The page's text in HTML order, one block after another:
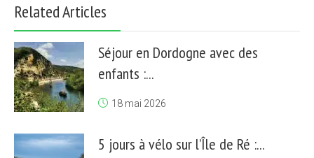
Related Articles
Séjour en Dordogne avec des
enfants :...
18 mai 2026
5 jours à vélo sur l’Île de Ré :...